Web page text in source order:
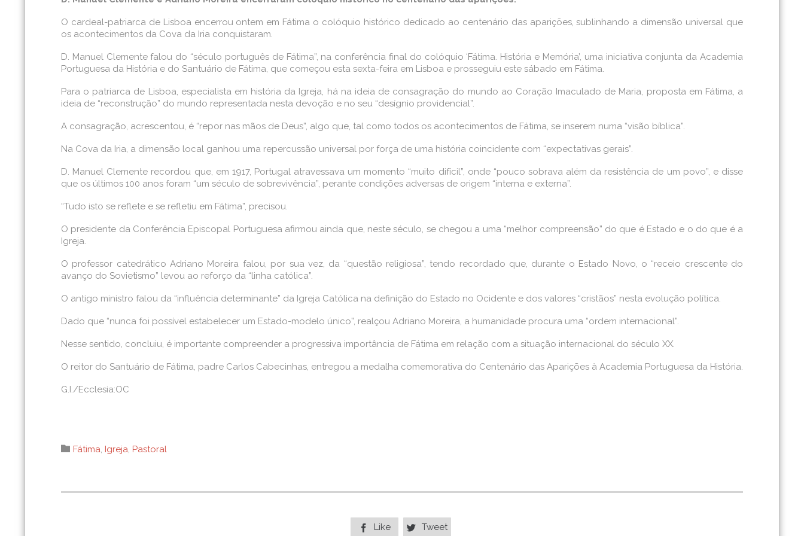
O cardeal-patriarca de Lisboa encerrou ontem em Fátima o colóquio histórico dedicado ao centenário das aparições, sublinhando a dimensão universal que
os acontecimentos da Cova da Iria conquistaram.
D. Manuel Clemente falou do “século português de Fátima”, na conferência final do colóquio ‘Fátima. História e Memória’, uma iniciativa conjunta da Academia
Portuguesa da História e do Santuário de Fátima, que começou esta sexta-feira em Lisboa e prosseguiu este sábado em Fátima.
Para o patriarca de Lisboa, especialista em história da Igreja, há na ideia de consagração do mundo ao Coração Imaculado de Maria, proposta em Fátima, a
ideia de “reconstrução” do mundo representada nesta devoção e no seu “desígnio providencial”.
A consagração, acrescentou, é “repor nas mãos de Deus”, algo que, tal como todos os acontecimentos de Fátima, se inserem numa “visão bíblica”.
Na Cova da Iria, a dimensão local ganhou uma repercussão universal por força de uma história coincidente com “expectativas gerais”.
D. Manuel Clemente recordou que, em 1917, Portugal atravessava um momento “muito difícil”, onde “pouco sobrava além da resistência de um povo”, e disse
que os últimos 100 anos foram “um século de sobrevivência”, perante condições adversas de origem “interna e externa”.
“Tudo isto se reflete e se refletiu em Fátima”, precisou.
O presidente da Conferência Episcopal Portuguesa afirmou ainda que, neste século, se chegou a uma “melhor compreensão” do que é Estado e o do que é a
Igreja.
O professor catedrático Adriano Moreira falou, por sua vez, da “questão religiosa”, tendo recordado que, durante o Estado Novo, o “receio crescente do
avanço do Sovietismo” levou ao reforço da “linha católica”.
O antigo ministro falou da “influência determinante” da Igreja Católica na definição do Estado no Ocidente e dos valores “cristãos” nesta evolução política.
Dado que “nunca foi possível estabelecer um Estado-modelo único”, realçou Adriano Moreira, a humanidade procura uma “ordem internacional”.
Nesse sentido, concluiu, é importante compreender a progressiva importância de Fátima em relação com a situação internacional do século XX.
O reitor do Santuário de Fátima, padre Carlos Cabecinhas, entregou a medalha comemorativa do Centenário das Aparições à Academia Portuguesa da História.
G.I./Ecclesia:OC
 Category
Fátima, Igreja, Pastoral
 Like  Tweet